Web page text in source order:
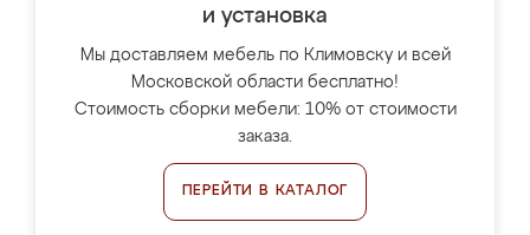
и установка
Мы доставляем мебель по Климовску и всей
Московской области бесплатно!
Стоимость сборки мебели: 10% от стоимости
заказа.
ПЕРЕЙТИ В КАТАЛОГ